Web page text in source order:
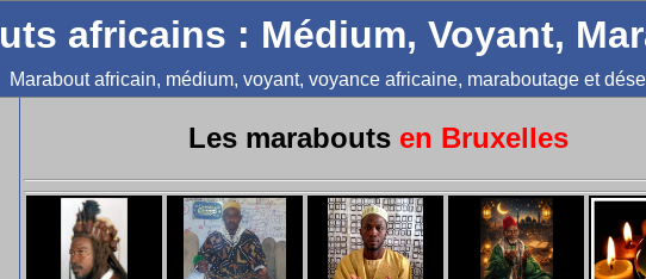
africains : Médium, Voyant,
Marabout africain, médium, voyant, voyance africaine, maraboutage et
Les marabouts en Bruxelles